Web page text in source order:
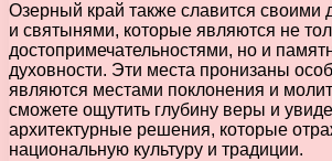
Озерный край также славится своими
и святынями, которые являются не
достопримечательностями, но и
духовности. Эти места пронизаны
являются местами поклонения и
сможете ощутить глубину веры и
архитектурные решения, которые
национальную культуру и традиции.